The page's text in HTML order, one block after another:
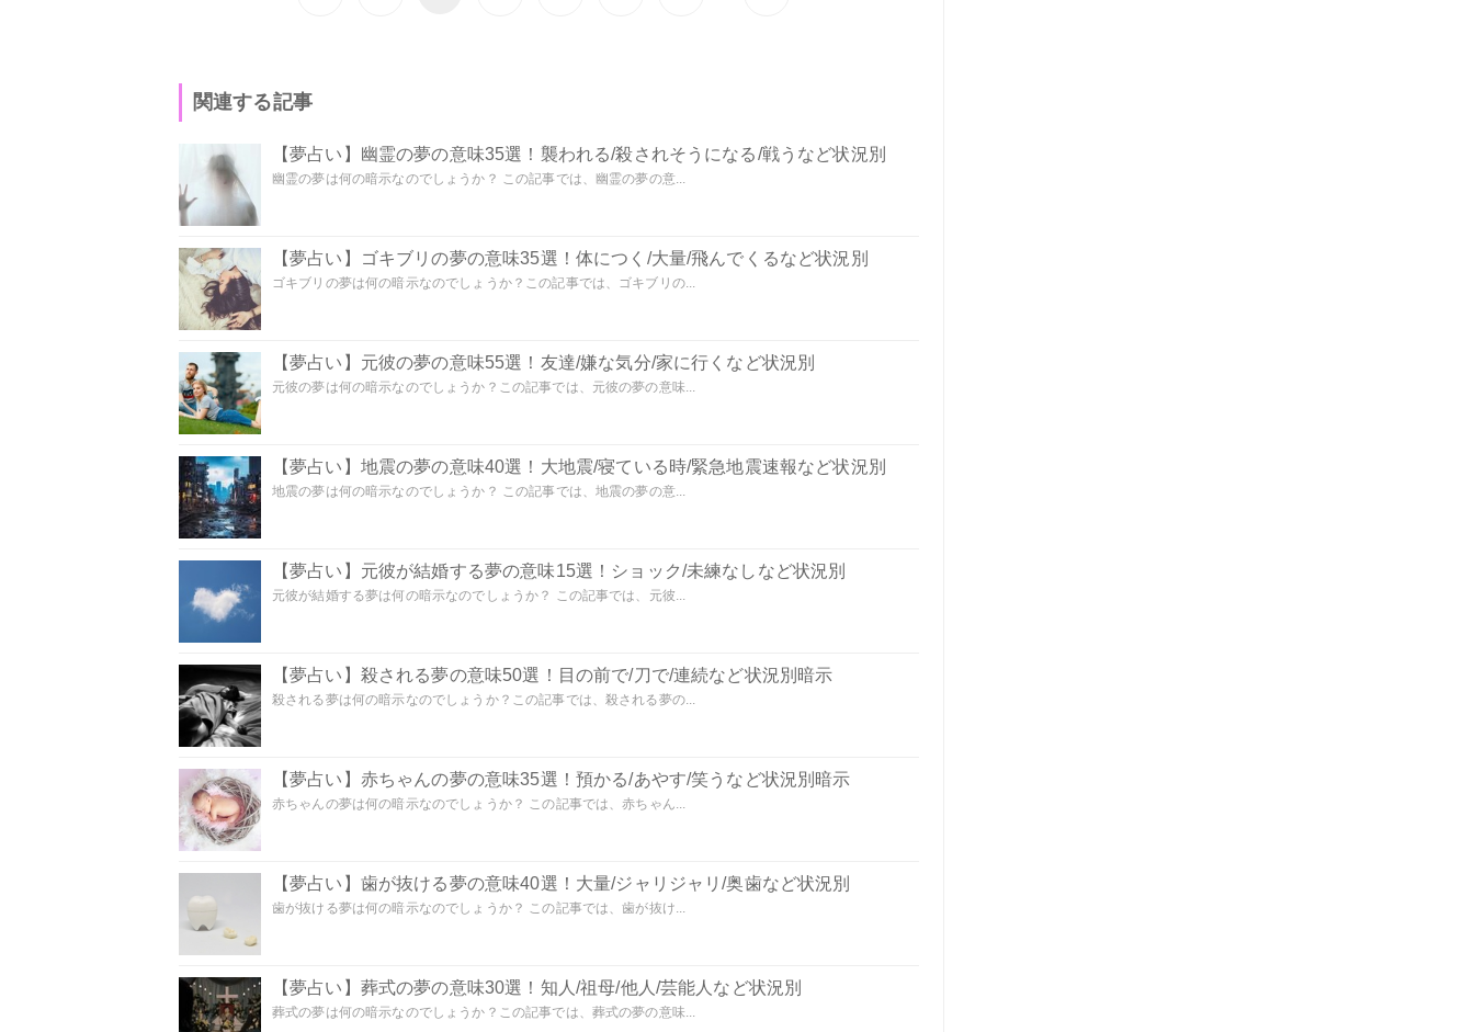
関連する記事
【夢占い】幽霊の夢の意味35選！襲われる/殺されそうになる/戦うなど状況別
幽霊の夢は何の暗示なのでしょうか？ この記事では、幽霊の夢の意...
【夢占い】ゴキブリの夢の意味35選！体につく/大量/飛んでくるなど状況別
ゴキブリの夢は何の暗示なのでしょうか？この記事では、ゴキブリの...
【夢占い】元彼の夢の意味55選！友達/嫌な気分/家に行くなど状況別
元彼の夢は何の暗示なのでしょうか？この記事では、元彼の夢の意味...
【夢占い】地震の夢の意味40選！大地震/寝ている時/緊急地震速報など状況別
地震の夢は何の暗示なのでしょうか？ この記事では、地震の夢の意...
【夢占い】元彼が結婚する夢の意味15選！ショック/未練なしなど状況別
元彼が結婚する夢は何の暗示なのでしょうか？ この記事では、元彼...
【夢占い】殺される夢の意味50選！目の前で/刀で/連続など状況別暗示
殺される夢は何の暗示なのでしょうか？この記事では、殺される夢の...
【夢占い】赤ちゃんの夢の意味35選！預かる/あやす/笑うなど状況別暗示
赤ちゃんの夢は何の暗示なのでしょうか？ この記事では、赤ちゃん...
【夢占い】歯が抜ける夢の意味40選！大量/ジャリジャリ/奥歯など状況別
歯が抜ける夢は何の暗示なのでしょうか？ この記事では、歯が抜け...
【夢占い】葬式の夢の意味30選！知人/祖母/他人/芸能人など状況別
葬式の夢は何の暗示なのでしょうか？この記事では、葬式の夢の意味...